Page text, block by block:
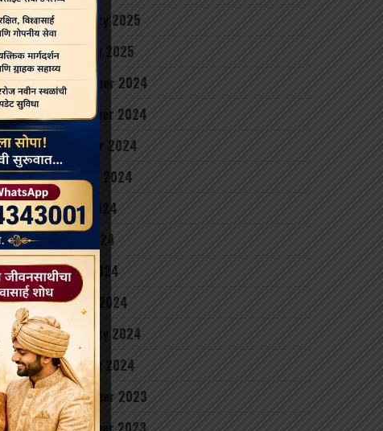
February 2025
January 2025
December 2024
November 2024
October 2024
August 2024
June 2024
May 2024
April 2024
March 2024
February 2024
January 2024
December 2023